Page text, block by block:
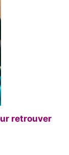
retrouver